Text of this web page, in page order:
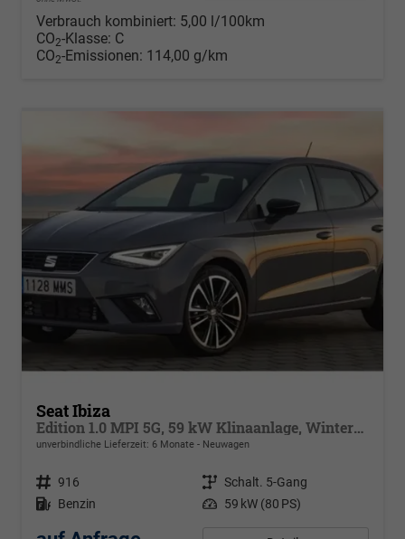
Verbrauch kombiniert: 5,00 l/100km
CO2-Klasse: C
CO2-Emissionen: 114,00 g/km
Seat Ibiza
Edition 1.0 MPI 5G, 59 kW Klinaanlage, Winterpaket: beheizb Sitze + Spiegel, elektr.klappbar, get. Bank, Armlehne v., 4 elektr. Fensterheb. LED Licht, autom. Fernlichtregulierung, Licht & Sicht Paket ,PDC,Alufelgen, Vorders. hvs,Full-Link, digital Cockpit
unverbindliche Lieferzeit: 6 Monate Neuwagen
Fahrzeugnr. 916 Getriebe Schalt. 5-Gang
Kraftstoff Benzin Leistung 59 kW (80 PS)